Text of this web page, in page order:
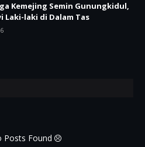
Kemejing Semin Gunungkidul,
Laki-laki di Dalam Tas
Posts Found